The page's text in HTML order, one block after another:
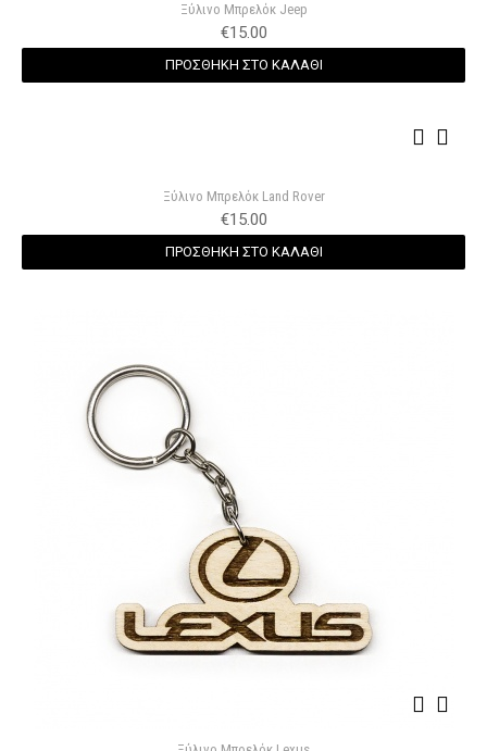
Ξύλινο Μπρελόκ Jeep
€15.00
ΠΡΟΣΘΗΚΗ ΣΤΟ ΚΑΛΑΘΙ
Ξύλινο Μπρελόκ Land Rover
€15.00
ΠΡΟΣΘΗΚΗ ΣΤΟ ΚΑΛΑΘΙ